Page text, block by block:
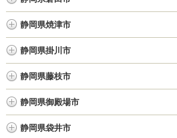
静岡県焼津市
静岡県掛川市
静岡県藤枝市
静岡県御殿場市
静岡県袋井市